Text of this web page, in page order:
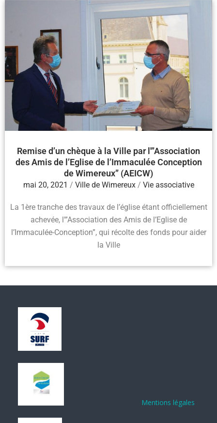
Remise d’un chèque à la Ville par l'”Association
des Amis de l’Eglise de l’Immaculée Conception
de Wimereux” (AEICW)
mai 20, 2021 / Ville de Wimereux / Vie associative
La 1ère tranche des travaux de l’église étant officiellement
achevée, l'”Association des Amis de l’Eglise de
l’Immaculée-Conception”, qui récolte des fonds pour aider
la Ville
Mentions légales